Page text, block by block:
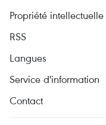
Propriété intellectuelle
RSS
Langues
Service d'information
Contact